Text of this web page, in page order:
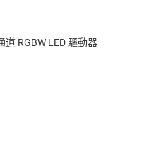
RGBW LED 驅動器